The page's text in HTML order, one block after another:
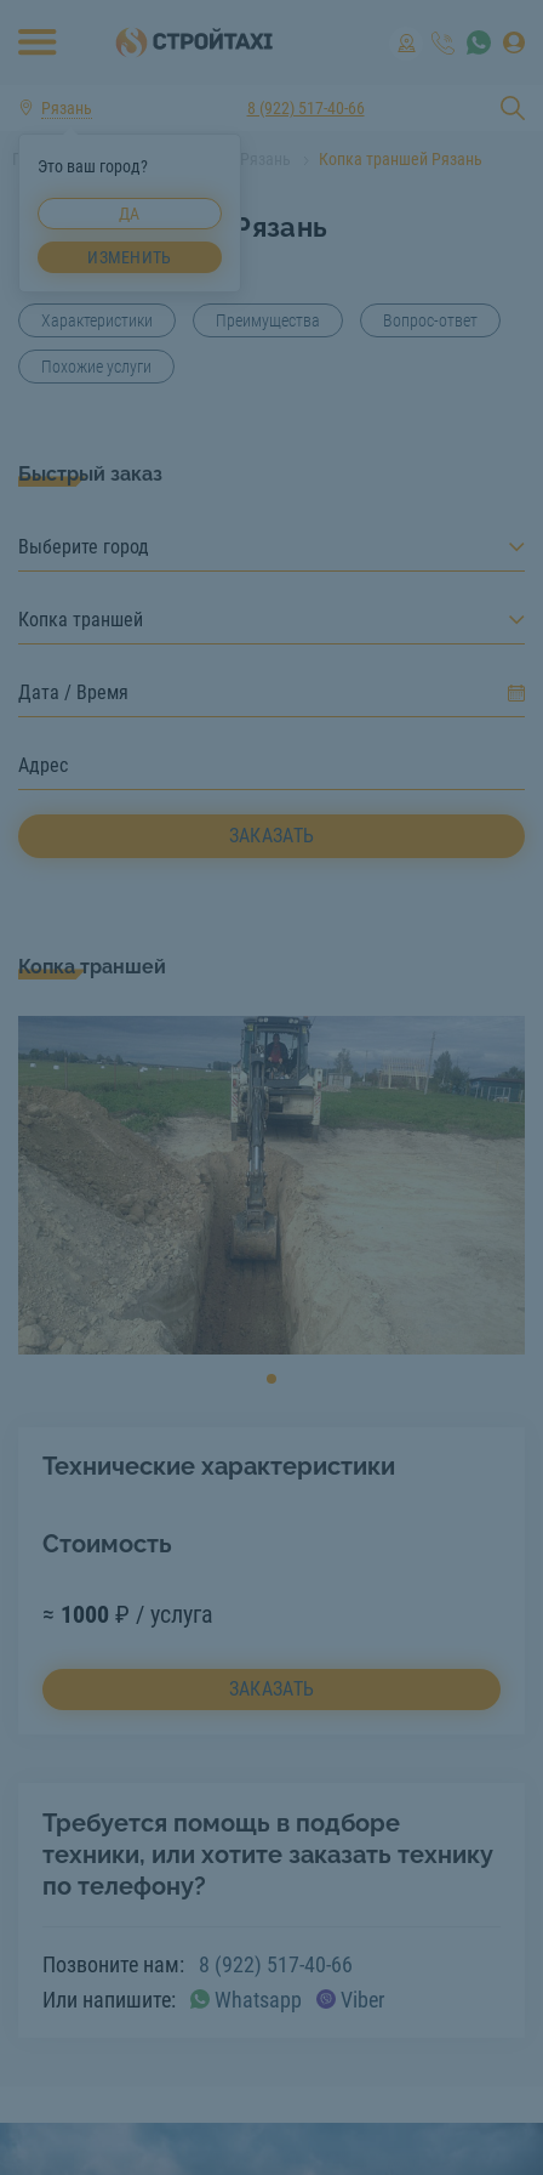
Рязань
Это ваш город?
ДА
ИЗМЕНИТЬ
8 (922) 517-40-66
Главная Услуги спецтехники Рязань Копка траншей Рязань
Копка траншей Рязань
Характеристики Преимущества Вопрос-ответ
Похожие услуги
Быстрый заказ
Выберите город
Копка траншей
ЗАКАЗАТЬ
Копка траншей
Технические характеристики
Стоимость
≈ 1000 ₽ / услуга
ЗАКАЗАТЬ
Требуется помощь в подборе
техники, или хотите заказать технику
по телефону?
Позвоните нам:
8 (922) 517-40-66
Или напишите:
Whatsapp Viber